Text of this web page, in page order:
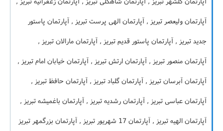
آپارتمان ولیعصر تبریز , آپارتمان الهی پرست تبریز , آپارتمان پاستور
جدید تبریز , آپارتمان پاستور قدیم تبریز , آپارتمان مارالان تبریز ,
آپارتمان منصور تبریز , آپارتمان ارتش تبریز , آپارتمان خیابان امام تبریز ,
آپارتمان آبرسان تبریز , آپارتمان گلباد تبریز , آپارتمان حافظ تبریز ,
آپارتمان عباسی تبریز , آپارتمان رشدیه تبریز , آپارتمان باغمیشه تبریز ,
آپارتمان الهیه تبریز , آپارتمان 17 شهریور تبریز , آپارتمان بزرگمهر تبریز